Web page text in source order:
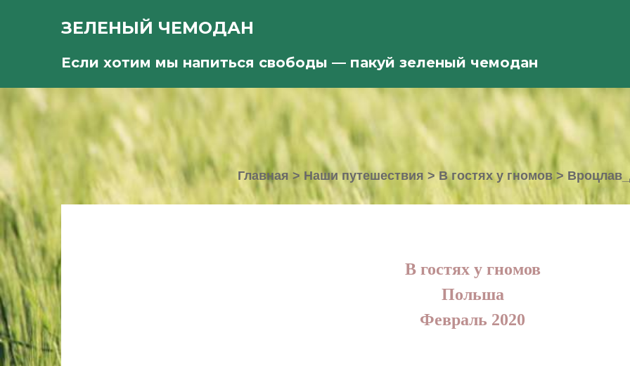
ЗЕЛЕНЫЙ ЧЕМОДАН
Если хотим мы напиться свободы — пакуй зеленый чемодан
Главная > Наши путешествия >В гостях у гномов>
В гостях у гномов
Польша
Февраль 2020